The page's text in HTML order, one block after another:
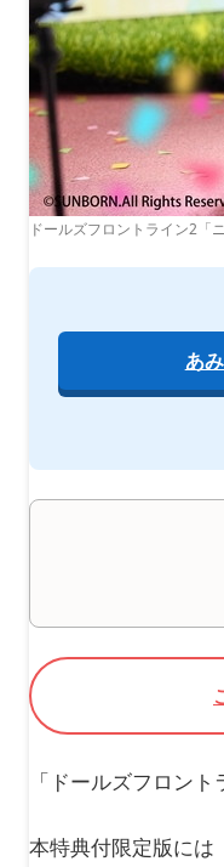
ドールズフロントライン2「
あ
「ドールズフロン
本特典付限定版には